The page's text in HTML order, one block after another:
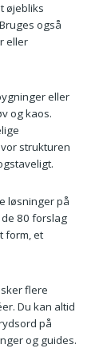
øjebliks
også
eller
eller
og kaos.
strukturen
løsninger på
80 forslag
form, et
flere
Du kan altid
på
og guides.